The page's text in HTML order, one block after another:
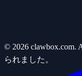
© 2026
られました。